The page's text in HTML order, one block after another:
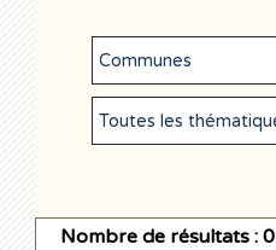
Nombre de résultats : 0